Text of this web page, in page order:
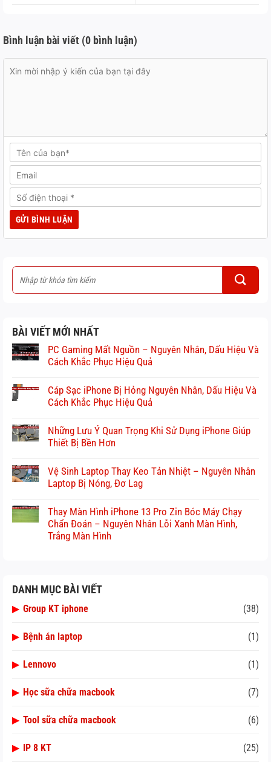
Bình luận bài viết (0 bình luận)
BÀI VIẾT MỚI NHẤT
PC Gaming Mất Nguồn – Nguyên Nhân, Dấu Hiệu Và
Cách Khắc Phục Hiệu Quả
Cáp Sạc iPhone Bị Hỏng Nguyên Nhân, Dấu Hiệu Và
Cách Khắc Phục Hiệu Quả
Những Lưu Ý Quan Trọng Khi Sử Dụng iPhone Giúp
Thiết Bị Bền Hơn
Vệ Sinh Laptop Thay Keo Tản Nhiệt – Nguyên Nhân
Laptop Bị Nóng, Đơ Lag
Thay Màn Hình iPhone 13 Pro Zin Bóc Máy Chạy
Chẩn Đoán – Nguyên Nhân Lỗi Xanh Màn Hình,
Trắng Màn Hình
DANH MỤC BÀI VIẾT
▶ Group KT iphone (38)
▶ Bệnh án laptop (1)
▶ Lennovo (1)
▶ Học sữa chữa macbook (7)
▶ Tool sữa chữa macbook (6)
▶ IP 8 KT (25)